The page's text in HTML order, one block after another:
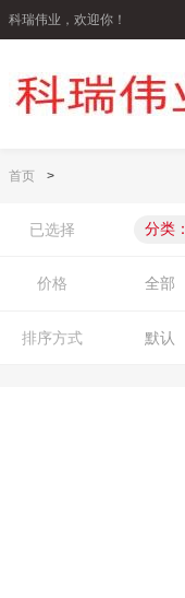
科瑞伟业，欢迎你！
首页 >
已选择 分类：
价格 全部
排序方式 默认